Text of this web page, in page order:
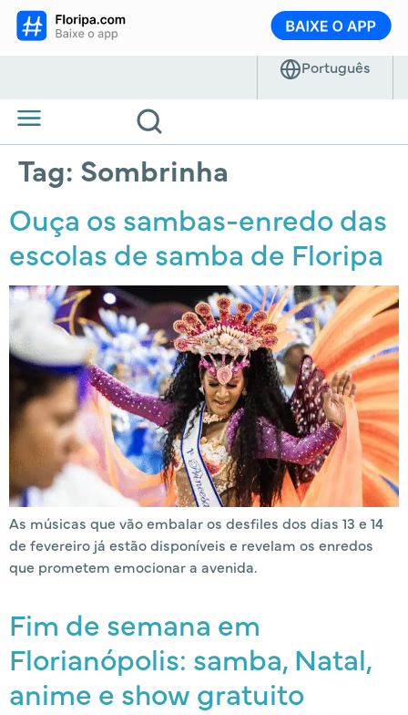
Tag: Sombrinha
Ouça os sambas-enredo das
escolas de samba de Floripa
As músicas que vão embalar os desfiles dos dias 13 e 14
de fevereiro já estão disponíveis e revelam os enredos
que prometem emocionar a avenida.
Fim de semana em
Florianópolis: samba, Natal,
anime e show gratuito